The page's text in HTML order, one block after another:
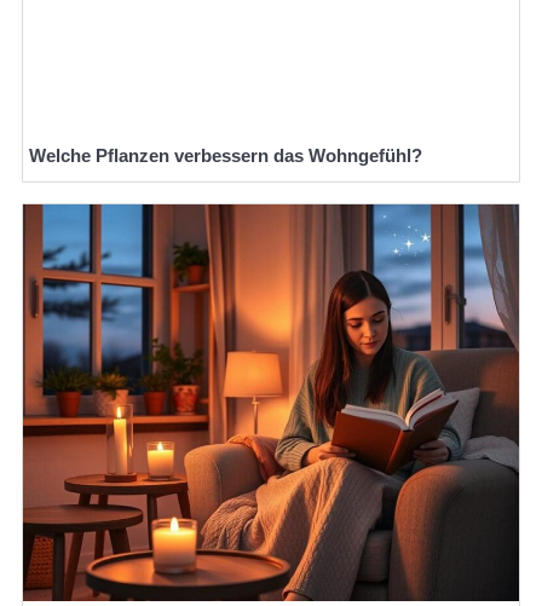
Welche Pflanzen verbessern das Wohngefühl?